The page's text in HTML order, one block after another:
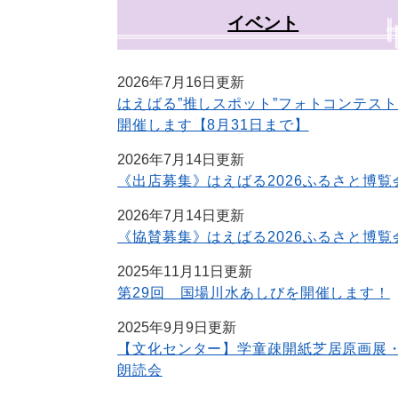
イベント
2026年7月16日更新
はえばる”推しスポット”フォトコンテスト
開催します【8月31日まで】
2026年7月14日更新
《出店募集》はえばる2026ふるさと博覧
2026年7月14日更新
《協賛募集》はえばる2026ふるさと博覧
2025年11月11日更新
第29回 国場川水あしびを開催します！
2025年9月9日更新
【文化センター】学童疎開紙芝居原画展・
朗読会